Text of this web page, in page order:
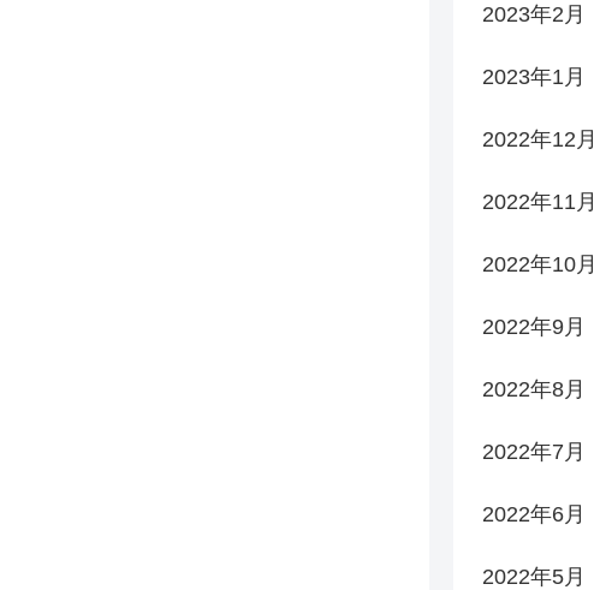
2023年2月
2023年1月
2022年12月
2022年11月
2022年10月
2022年9月
2022年8月
2022年7月
2022年6月
2022年5月